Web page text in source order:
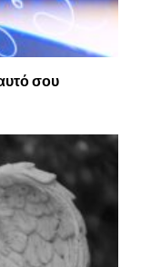
σου